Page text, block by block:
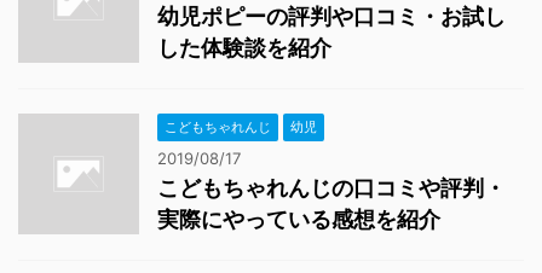
幼児ポピーの評判や口コミ・お試し
した体験談を紹介
こどもちゃれんじ 幼児
2019/08/17
こどもちゃれんじの口コミや評判・
実際にやっている感想を紹介